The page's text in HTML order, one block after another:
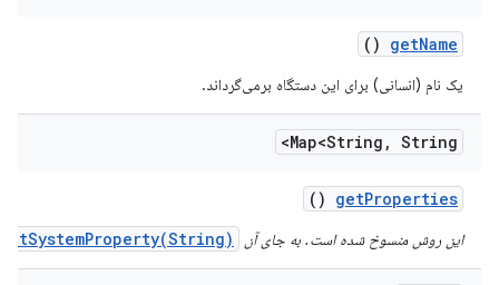
getName
()
یک نام (انسانی) برای این دستگاه برمی‌گرداند.
Map<String , String>
getProperties
()
این روش منسوخ شده است. به جای آن getSystemProperty(String)